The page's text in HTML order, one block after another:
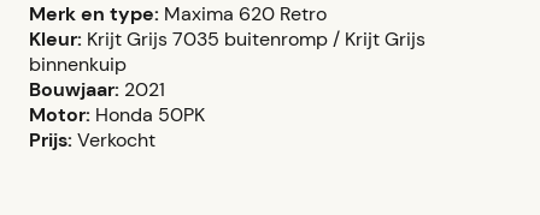
Merk en type: Maxima 620 Retro
Kleur: Krijt Grijs 7035 buitenromp / Krijt Grijs
binnenkuip
Bouwjaar: 2021
Motor: Honda 50PK
Prijs: Verkocht